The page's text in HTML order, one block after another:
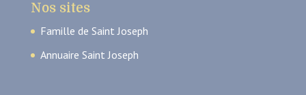
Nos sites
Famille de Saint Joseph
Annuaire Saint Joseph